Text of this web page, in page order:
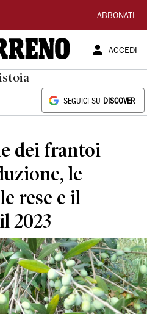
ABBONATI
ACCEDI
SEGUICI SU DISCOVER
dei frantoi
le
rese e il
2023